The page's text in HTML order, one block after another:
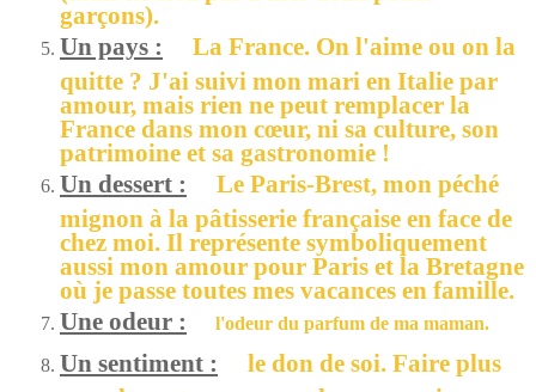
garçons).
Un pays : La France. On l'aime ou on la
quitte ? J'ai suivi mon mari en Italie par
amour, mais rien ne peut remplacer la
France dans mon cœur, ni sa culture, son
patrimoine et sa gastronomie !
Un dessert : Le Paris-Brest, mon péché
mignon à la pâtisserie française en face de
chez moi. Il représente symboliquement
aussi mon amour pour Paris et la Bretagne
où je passe toutes mes vacances en famille.
Une odeur : l'odeur du parfum de ma maman.
Un sentiment : le don de soi. Faire plus